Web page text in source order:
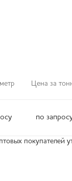
Цена за
по
покупателей